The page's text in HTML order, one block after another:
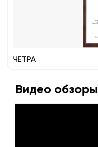
ЧЕТРА
Видео обзоры